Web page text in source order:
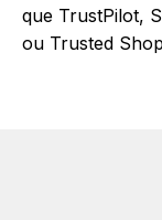
que TrustPilot,
ou Trusted